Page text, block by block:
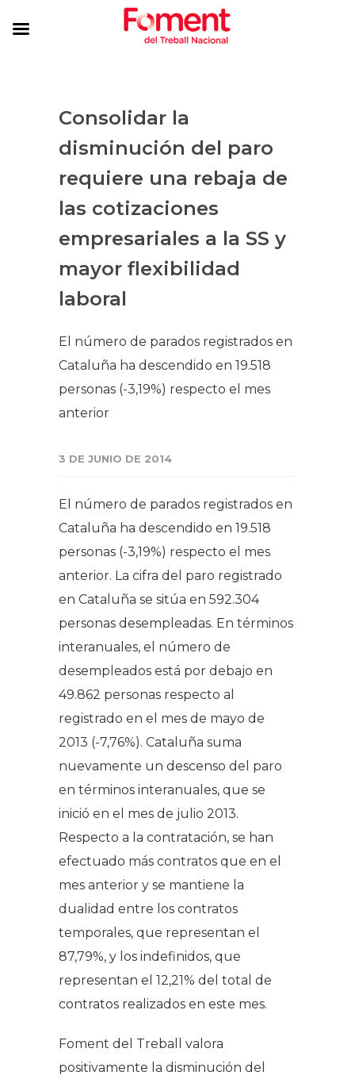
Consolidar la
disminución del paro
requiere una rebaja de
las cotizaciones
empresariales a la SS y
mayor flexibilidad
laboral
El número de parados registrados en
Cataluña ha descendido en 19.518
personas (-3,19%) respecto el mes
anterior
3 DE JUNIO DE 2014
El número de parados registrados en
Cataluña ha descendido en 19.518
personas (-3,19%) respecto el mes
anterior. La cifra del paro registrado
en Cataluña se sitúa en 592.304
personas desempleadas. En términos
interanuales, el número de
desempleados está por debajo en
49.862 personas respecto al
registrado en el mes de mayo de
2013 (-7,76%). Cataluña suma
nuevamente un descenso del paro
en términos interanuales, que se
inició en el mes de julio 2013.
Respecto a la contratación, se han
efectuado más contratos que en el
mes anterior y se mantiene la
dualidad entre los contratos
temporales, que representan el
87,79%, y los indefinidos, que
representan el 12,21% del total de
contratos realizados en este mes.
Foment del Treball valora
positivamente la disminución del